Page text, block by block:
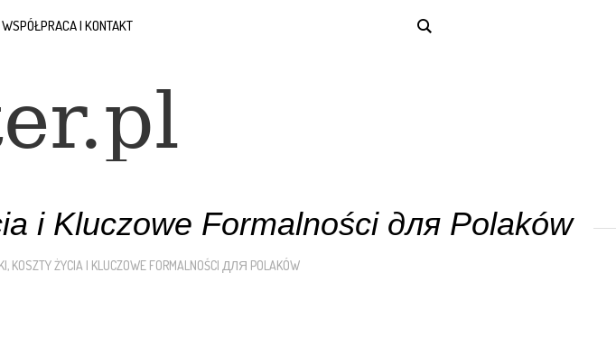
WSPÓŁPRACA I KONTAKT
i Kluczowe Formalności для Polaków
KOSZTY ŻYCIA I KLUCZOWE FORMALNOŚCI ДЛЯ POLAKÓW